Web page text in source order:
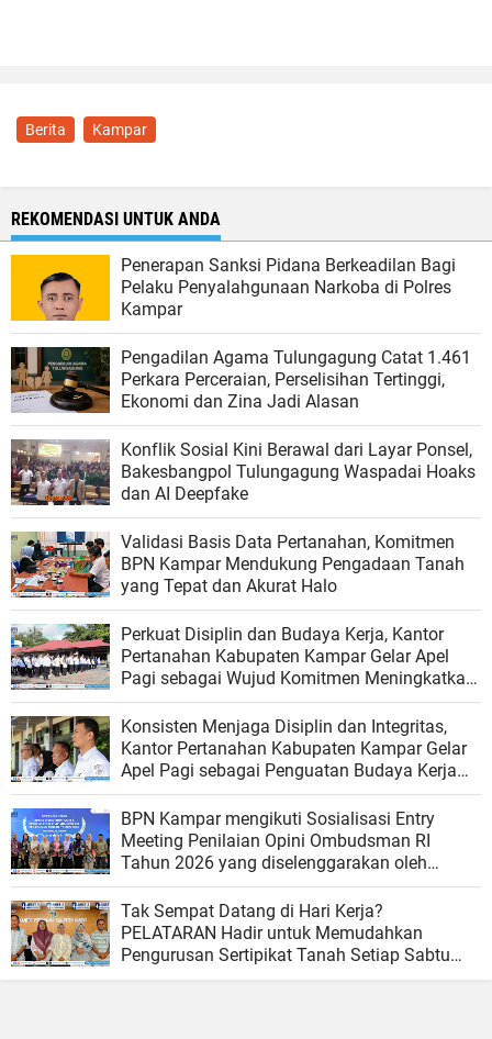
Berita Kampar
REKOMENDASI UNTUK ANDA
Penerapan Sanksi Pidana Berkeadilan Bagi
Pelaku Penyalahgunaan Narkoba di Polres
Kampar
Pengadilan Agama Tulungagung Catat 1.461
Perkara Perceraian, Perselisihan Tertinggi,
Ekonomi dan Zina Jadi Alasan
Konflik Sosial Kini Berawal dari Layar Ponsel,
Bakesbangpol Tulungagung Waspadai Hoaks
dan AI Deepfake
Validasi Basis Data Pertanahan, Komitmen
BPN Kampar Mendukung Pengadaan Tanah
yang Tepat dan Akurat Halo
Perkuat Disiplin dan Budaya Kerja, Kantor
Pertanahan Kabupaten Kampar Gelar Apel
Pagi sebagai Wujud Komitmen Meningkatkan
Kualitas Pelayanan
Konsisten Menjaga Disiplin dan Integritas,
Kantor Pertanahan Kabupaten Kampar Gelar
Apel Pagi sebagai Penguatan Budaya Kerja
Organisasi
BPN Kampar mengikuti Sosialisasi Entry
Meeting Penilaian Opini Ombudsman RI
Tahun 2026 yang diselenggarakan oleh
Ombudsman RI
Tak Sempat Datang di Hari Kerja?
PELATARAN Hadir untuk Memudahkan
Pengurusan Sertipikat Tanah Setiap Sabtu